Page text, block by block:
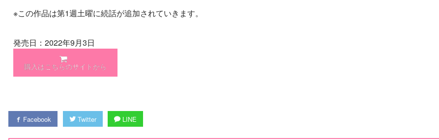
※この作品は第1週土曜に続話が追加されていきます。
発売日：2022年9月3日
購入はこちらのサイトから
Facebook Twitter LINE